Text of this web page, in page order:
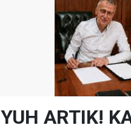
YUH ARTIK!